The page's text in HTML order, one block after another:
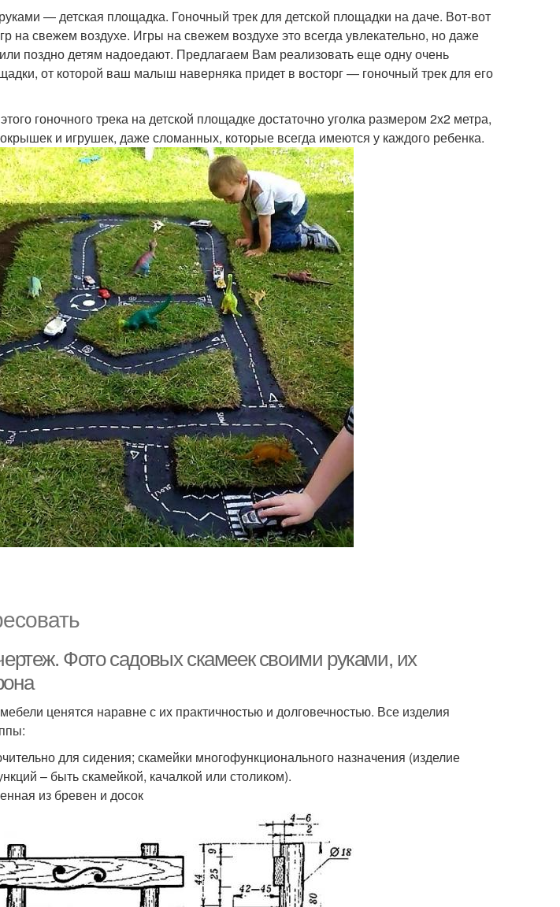
— детская площадка. Гоночный трек для детской площадки на даче. Вот-вот
на свежем воздухе. Игры на свежем воздухе это всегда увлекательно, но даже
поздно детям надоедают. Предлагаем Вам реализовать еще одну очень
от которой ваш малыш наверняка придет в восторг — гоночный трек для его
гоночного трека на детской площадке достаточно уголка размером 2х2 метра,
и игрушек, даже сломанных, которые всегда имеются у каждого ребенка.
Фото садовых скамеек своими руками, их
ценятся наравне с их практичностью и долговечностью. Все изделия
для сидения; скамейки многофункционального назначения (изделие
– быть скамейкой, качалкой или столиком).
из бревен и досок